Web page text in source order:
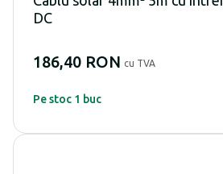
DC
186,40 RON cu TVA
Pe stoc 1 buc